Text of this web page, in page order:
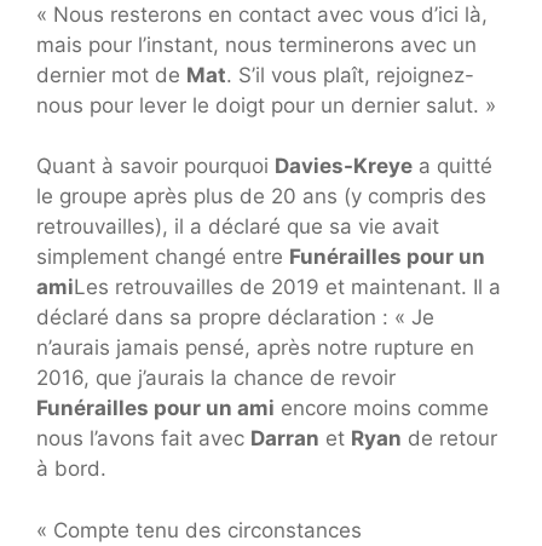
« Nous resterons en contact avec vous d’ici là,
mais pour l’instant, nous terminerons avec un
dernier mot de Mat. S’il vous plaît, rejoignez-
nous pour lever le doigt pour un dernier salut. »
Quant à savoir pourquoi Davies-Kreye a quitté
le groupe après plus de 20 ans (y compris des
retrouvailles), il a déclaré que sa vie avait
simplement changé entre Funérailles pour un
amiLes retrouvailles de 2019 et maintenant. Il a
déclaré dans sa propre déclaration : « Je
n’aurais jamais pensé, après notre rupture en
2016, que j’aurais la chance de revoir
Funérailles pour un ami encore moins comme
nous l’avons fait avec Darran et Ryan de retour
à bord.
« Compte tenu des circonstances